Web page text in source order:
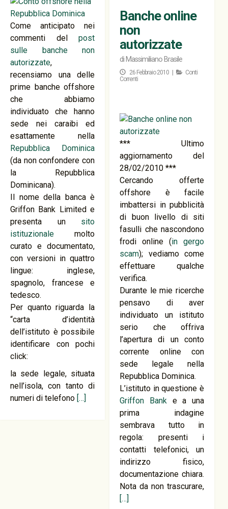
Come anticipato nei
commenti delpost
sulle banche non
autorizzate,
recensiamo una delle
prime banche offshore
che abbiamo
individuato che hanno
sede nei caraibi ed
esattamente nella
Repubblica Dominica
(da non confondere con
la Repubblica
Dominicana).
Il nome della banca è
Griffon Bank Limited e
presenta un sito
istituzionale molto
curato e documentato,
con versioni in quattro
lingue: inglese,
spagnolo, francese e
tedesco.
Per quanto riguarda la
“carta d’identità
dell’istituto è possibile
identificare con pochi
click:
la sede legale, situata
nell’isola, con tanto di
numeri di telefono […]
Banche online
non
autorizzate
di Massimiliano Brasile
26 Febbraio 2010 |
Conti
Correnti
*** Ultimo
aggiornamento del
28/02/2010 ***
Cercando offerte
offshore è facile
imbattersi in pubblicità
di buon livello di siti
fasulli che nascondono
frodi online (in gergo
scam); vediamo come
effettuare qualche
verifica.
Durante le mie ricerche
pensavo di aver
individuato un istituto
serio che offriva
l’apertura di un conto
corrente online con
sede legale nella
Repubblica Dominica.
L’istituto in questione è
Griffon Banke a una
prima indagine
sembrava tutto in
regola: presenti i
contatti telefonici, un
indirizzo fisico,
documentazione chiara.
Nota da non trascurare,
[…]